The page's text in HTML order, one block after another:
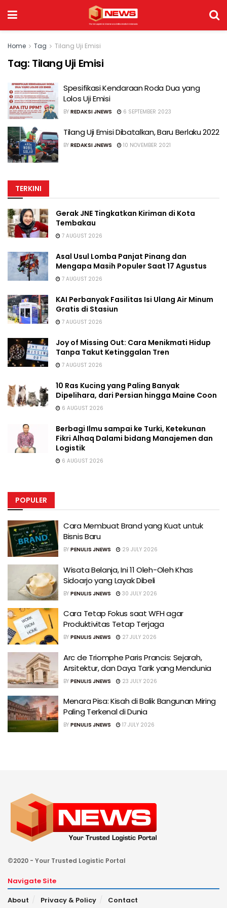
Home Tag Tilang Uji Emisi
Tag: Tilang Uji Emisi
Spesifikasi Kendaraan Roda Dua yang
Lolos Uji Emisi
BY REDAKSI JNEWS 6 SEPTEMBER 2023
Tilang Uji Emisi Dibatalkan, Baru Berlaku 2022
BY REDAKSI JNEWS 10 NOVEMBER 2021
TERKINI
Gerak JNE Tingkatkan Kiriman di Kota
Tembakau
7 AUGUST 2026
Asal Usul Lomba Panjat Pinang dan
Mengapa Masih Populer Saat 17 Agustus
7 AUGUST 2026
KAI Perbanyak Fasilitas Isi Ulang Air Minum
Gratis di Stasiun
7 AUGUST 2026
Joy of Missing Out: Cara Menikmati Hidup
Tanpa Takut Ketinggalan Tren
7 AUGUST 2026
10 Ras Kucing yang Paling Banyak
Dipelihara, dari Persian hingga Maine Coon
6 AUGUST 2026
Berbagi Ilmu sampai ke Turki, Ketekunan
Fikri Alhaq Dalami bidang Manajemen dan
Logistik
6 AUGUST 2026
POPULER
Cara Membuat Brand yang Kuat untuk
Bisnis Baru
BY PENULIS JNEWS 29 JULY 2026
Wisata Belanja, Ini 11 Oleh-Oleh Khas
Sidoarjo yang Layak Dibeli
BY PENULIS JNEWS 30 JULY 2026
Cara Tetap Fokus saat WFH agar
Produktivitas Tetap Terjaga
BY PENULIS JNEWS 27 JULY 2026
Arc de Triomphe Paris Prancis: Sejarah,
Arsitektur, dan Daya Tarik yang Mendunia
BY PENULIS JNEWS 23 JULY 2026
Menara Pisa: Kisah di Balik Bangunan Miring
Paling Terkenal di Dunia
BY PENULIS JNEWS 17 JULY 2026
©2020 - Your Trusted Logistic Portal
Navigate Site
About
Privacy & Policy Contact